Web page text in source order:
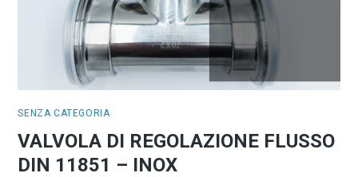
SENZA CATEGORIA
VALVOLA DI REGOLAZIONE FLUSSO
DIN 11851 – INOX